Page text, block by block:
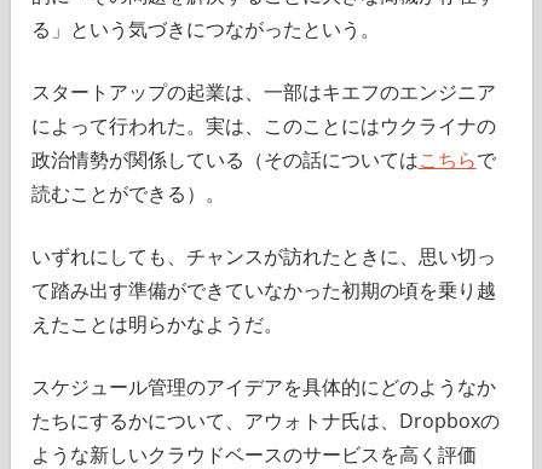
る」という気づきにつながったという。
スタートアップの起業は、一部はキエフのエンジニア
によって行われた。実は、このことにはウクライナの
政治情勢が関係している（その話についてはこちらで
読むことができる）。
いずれにしても、チャンスが訪れたときに、思い切っ
て踏み出す準備ができていなかった初期の頃を乗り越
えたことは明らかなようだ。
スケジュール管理のアイデアを具体的にどのようなか
たちにするかについて、アウォトナ氏は、Dropboxの
ような新しいクラウドベースのサービスを高く評価